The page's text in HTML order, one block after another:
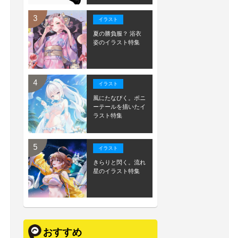
イラスト
夏の勝負服？ 浴衣
姿のイラスト特集
イラスト
風にたなびく。ポニ
ーテールを描いたイ
ラスト特集
イラスト
きらりと閃く。流れ
星のイラスト特集
おすすめ